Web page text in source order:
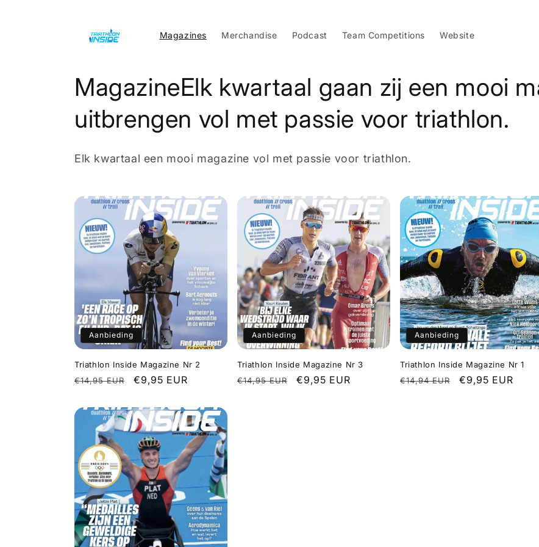
Magazines Merchandise Podcast Team Competitions Website
C
o
l
e
c
i
e
:
MagazineElk kwartaal gaan zij een mooi
uitbrengen vol met passie voor triathlon.
Elk kwartaal een mooi magazine vol met passie voor triathlon.
Aanbieding
Triathlon Inside Magazine Nr 2
Normale
€14,95 EUR Aanbiedingsprijs
€9,95 EUR
Aanbieding
Triathlon Inside Magazine Nr 3
Normale
€14,95 EUR Aanbiedingsprijs
€9,95 EUR
Aanbieding
Triathlon Inside Magazine Nr 1
Normale
€14,94 EUR Aanbiedingsprijs
€9,95 EUR